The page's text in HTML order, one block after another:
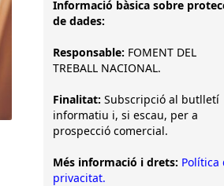
Informació bàsica sobre
de dades:
Responsable: FOMENT DEL
TREBALL NACIONAL.
Finalitat: Subscripció al butlletí
informatiu i, si escau, per a
prospecció comercial.
Més informació i drets: Política
privacitat.